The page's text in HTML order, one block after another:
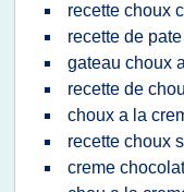
recette choux
recette de
gateau choux
recette de
choux a la
recette choux
creme